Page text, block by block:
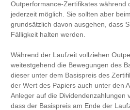
Outperformance-Zertifikates während
jederzeit möglich. Sie sollten aber
grundsätzlich davon ausgehen, dass
Fälligkeit halten werden.
Während der Laufzeit vollziehen
weitestgehend die Bewegungen des
dieser unter dem Basispreis des
der Wert des Papiers auch unter den
Anleger auf die Dividendenzahlungen
dass der Basispreis am Ende der